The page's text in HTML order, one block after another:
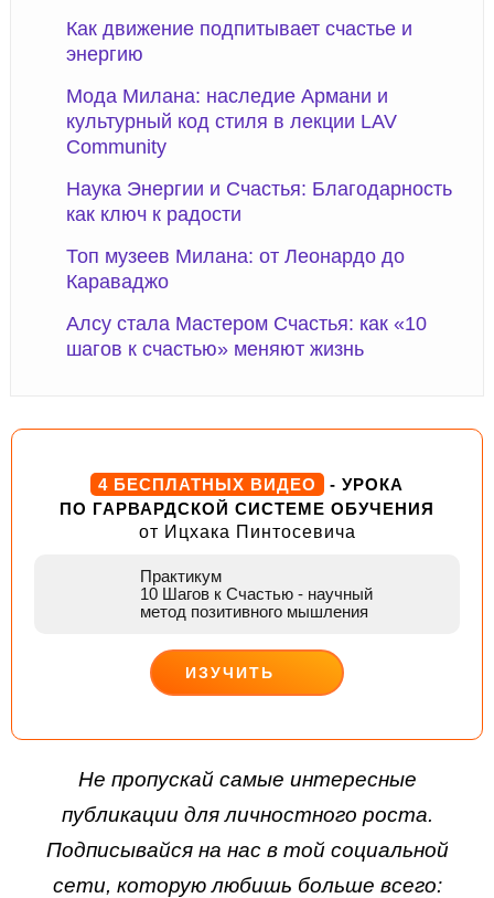
Как движение подпитывает счастье и
энергию
Мода Милана: наследие Армани и
культурный код стиля в лекции LAV
Community
Наука Энергии и Счастья: Благодарность
как ключ к радости
Топ музеев Милана: от Леонардо до
Караваджо
Алсу стала Мастером Счастья: как «10
шагов к счастью» меняют жизнь
4 БЕСПЛАТНЫХ ВИДЕО
- УРОКА
ПО ГАРВАРДСКОЙ СИСТЕМЕ ОБУЧЕНИЯ
от Ицхака Пинтосевича
Практикум
10 Шагов к Счастью - научный
метод позитивного мышления
ИЗУЧИТЬ
Не пропускай самые интересные
публикации для личностного роста.
Подписывайся на нас в той социальной
сети, которую любишь больше всего: